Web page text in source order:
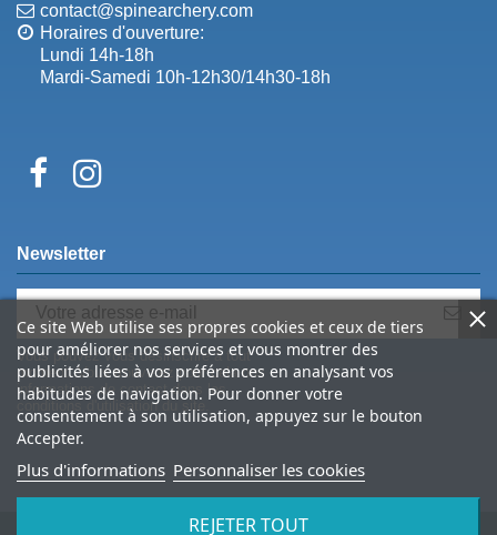
contact@spinearchery.com
Horaires d'ouverture:
Lundi 14h-18h
Mardi-Samedi 10h-12h30/14h30-18h
Ce site Web utilise ses propres cookies et ceux de tiers
pour améliorer nos services et vous montrer des
publicités liées à vos préférences en analysant vos
habitudes de navigation. Pour donner votre
consentement à son utilisation, appuyez sur le bouton
Accepter.
Plus d'informations Personnaliser les cookies
REJETER TOUT
Newsletter
Vous pouvez vous désinscrire à tout
moment. Vous trouverez pour cela nos
informations de contact dans les
conditions d'utilisation du site.